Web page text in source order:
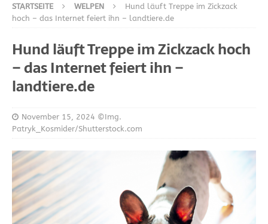
STARTSEITE WELPEN
Hund läuft Treppe im Zickzack
hoch – das Internet feiert ihn – landtiere.de
Hund läuft Treppe im Zickzack hoch
– das Internet feiert ihn –
landtiere.de
November 15, 2024 ©Img.
Patryk_Kosmider/Shutterstock.com